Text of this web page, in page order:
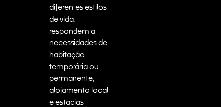
diferentes estilos
de vida,
respondem a
necessidades de
habitação
temporária ou
permanente,
alojamento local
e estadias